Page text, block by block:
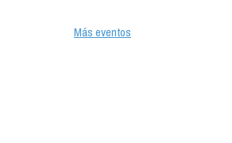
Más eventos